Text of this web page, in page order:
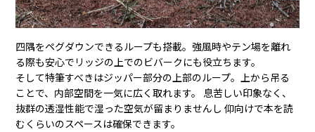
四隅をペグダウンできるループも搭載。強風時やテン場を離れ
る際も安心でリッジの上でのビバークにも役立ちます。
そして特筆すべきはジッパー部分の上部のループ。上から吊る
ことで、内部空間を一気に広く取れます。 息苦しい印象なく、
抜群の透湿性能で湿った空気が留まりませんし 仰向けで本を読
むくらいのスペースは確保できます。